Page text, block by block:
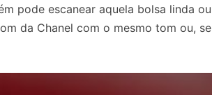
pode escanear aquela bolsa linda ou
da Chanel com o mesmo tom ou, se